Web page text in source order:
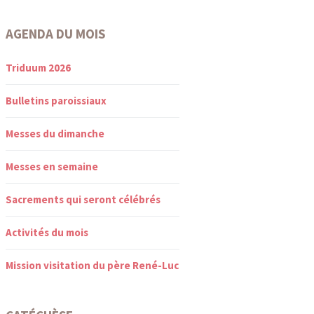
AGENDA DU MOIS
Triduum 2026
Bulletins paroissiaux
Messes du dimanche
Messes en semaine
Sacrements qui seront célébrés
Activités du mois
Mission visitation du père René-Luc